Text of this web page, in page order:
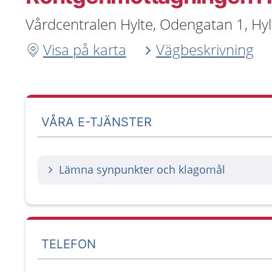
Vårdcentralen Hylte, Odengatan 1,
Visa på karta
Vägbeskrivning
VÅRA E-TJÄNSTER
Lämna synpunkter och klagomål
TELEFON